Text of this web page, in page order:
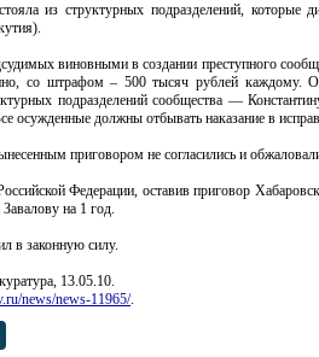
из структурных подразделений, которые
виновными в создании преступного
со штрафом – 500 тысяч рублей
подразделений сообщества —
осужденные должны отбывать наказание в
приговором не согласились и
Федерации, оставив приговор
на 1 год.
в законную силу.
13.05.10.
news/news-11965/.